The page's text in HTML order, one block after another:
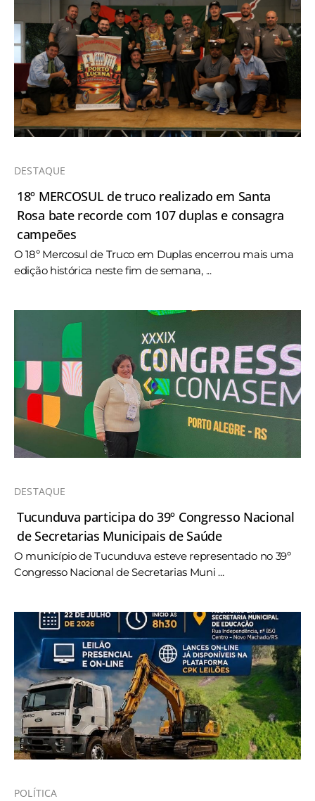
DESTAQUE
18º MERCOSUL de truco realizado em Santa
Rosa bate recorde com 107 duplas e consagra
campeões
O 18º Mercosul de Truco em Duplas encerrou mais uma
edição histórica neste fim de semana, ...
DESTAQUE
Tucunduva participa do 39º Congresso Nacional
de Secretarias Municipais de Saúde
O município de Tucunduva esteve representado no 39º
Congresso Nacional de Secretarias Muni ...
POLÍTICA